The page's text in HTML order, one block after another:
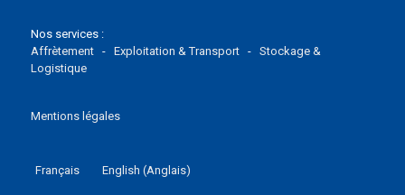
Nos services :
Affrètement- Exploitation & Transport- Stockage &
Logistique
Mentions légales
Français English (Anglais)